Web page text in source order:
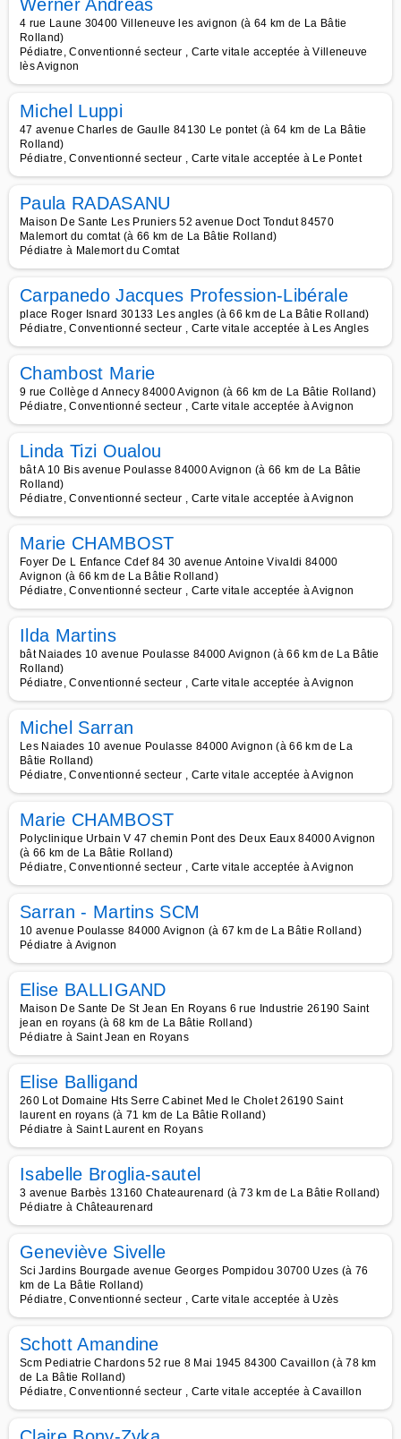
Werner Andréas
4 rue Laune 30400 Villeneuve les avignon (à 64 km de La Bâtie
Rolland)
Pédiatre, Conventionné secteur , Carte vitale acceptée à Villeneuve
lès Avignon
Michel Luppi
47 avenue Charles de Gaulle 84130 Le pontet (à 64 km de La Bâtie
Rolland)
Pédiatre, Conventionné secteur , Carte vitale acceptée à Le Pontet
Paula RADASANU
Maison De Sante Les Pruniers 52 avenue Doct Tondut 84570
Malemort du comtat (à 66 km de La Bâtie Rolland)
Pédiatre à Malemort du Comtat
Carpanedo Jacques Profession-Libérale
place Roger Isnard 30133 Les angles (à 66 km de La Bâtie Rolland)
Pédiatre, Conventionné secteur , Carte vitale acceptée à Les Angles
Chambost Marie
9 rue Collège d Annecy 84000 Avignon (à 66 km de La Bâtie Rolland)
Pédiatre, Conventionné secteur , Carte vitale acceptée à Avignon
Linda Tizi Oualou
bât A 10 Bis avenue Poulasse 84000 Avignon (à 66 km de La Bâtie
Rolland)
Pédiatre, Conventionné secteur , Carte vitale acceptée à Avignon
Marie CHAMBOST
Foyer De L Enfance Cdef 84 30 avenue Antoine Vivaldi 84000
Avignon (à 66 km de La Bâtie Rolland)
Pédiatre, Conventionné secteur , Carte vitale acceptée à Avignon
Ilda Martins
bât Naiades 10 avenue Poulasse 84000 Avignon (à 66 km de La Bâtie
Rolland)
Pédiatre, Conventionné secteur , Carte vitale acceptée à Avignon
Michel Sarran
Les Naiades 10 avenue Poulasse 84000 Avignon (à 66 km de La
Bâtie Rolland)
Pédiatre, Conventionné secteur , Carte vitale acceptée à Avignon
Marie CHAMBOST
Polyclinique Urbain V 47 chemin Pont des Deux Eaux 84000 Avignon
(à 66 km de La Bâtie Rolland)
Pédiatre, Conventionné secteur , Carte vitale acceptée à Avignon
Sarran - Martins SCM
10 avenue Poulasse 84000 Avignon (à 67 km de La Bâtie Rolland)
Pédiatre à Avignon
Elise BALLIGAND
Maison De Sante De St Jean En Royans 6 rue Industrie 26190 Saint
jean en royans (à 68 km de La Bâtie Rolland)
Pédiatre à Saint Jean en Royans
Elise Balligand
260 Lot Domaine Hts Serre Cabinet Med le Cholet 26190 Saint
laurent en royans (à 71 km de La Bâtie Rolland)
Pédiatre à Saint Laurent en Royans
Isabelle Broglia-sautel
3 avenue Barbès 13160 Chateaurenard (à 73 km de La Bâtie Rolland)
Pédiatre à Châteaurenard
Geneviève Sivelle
Sci Jardins Bourgade avenue Georges Pompidou 30700 Uzes (à 76
km de La Bâtie Rolland)
Pédiatre, Conventionné secteur , Carte vitale acceptée à Uzès
Schott Amandine
Scm Pediatrie Chardons 52 rue 8 Mai 1945 84300 Cavaillon (à 78 km
de La Bâtie Rolland)
Pédiatre, Conventionné secteur , Carte vitale acceptée à Cavaillon